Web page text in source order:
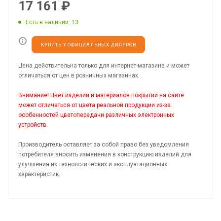
17 161 ₽
Есть в наличии: 13
КУПИТЬ У ОФИЦИАЛЬНЫХ ДИЛЕРОВ
Цена действительна только для интернет-магазина и может
отличаться от цен в розничных магазинах.
Внимание! Цвет изделий и материалов покрытий на сайте
может отличаться от цвета реальной продукции из-за
особенностей цветопередачи различных электронных
устройств.
Производитель оставляет за собой право без уведомления
потребителя вносить изменения в конструкцию изделий для
улучшения их технологических и эксплуатационных
характеристик.